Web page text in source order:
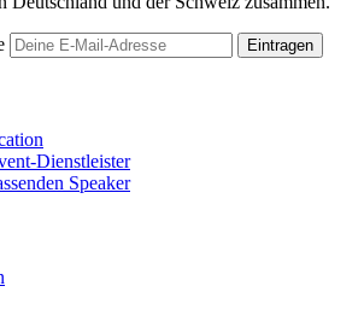
Eintragen
Dienstleister
Speaker